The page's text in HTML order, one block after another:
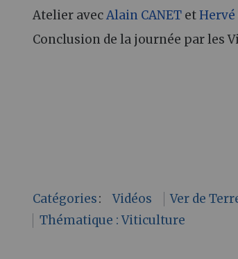
Atelier avecAlain CANET etHervé
Conclusion de la journée par les
Catégories: Vidéos Ver de
Thématique : Viticulture